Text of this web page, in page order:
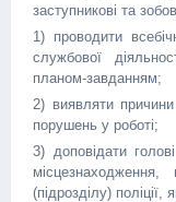
заступникові та
1) проводити
службової
планом-завданням;
2) виявляти
порушень у роботі;
3) доповідати
(підрозділу)